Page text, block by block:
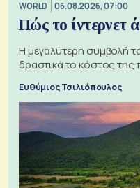
WORLD 06.08.2026, 07:00
Πώς το ίντερνετ
Η μεγαλύτερη συμβολή
δραστικά το κόστος
Ευθύμιος Τσιλιόπουλος